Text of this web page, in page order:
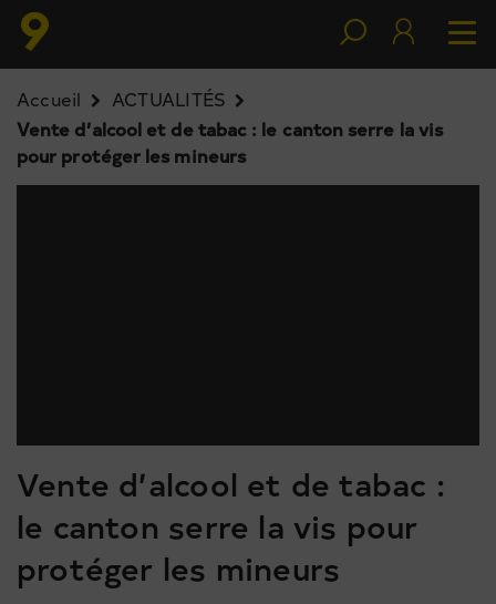
Accueil
ACTUALITÉS
Vente d’alcool et de tabac : le canton serre la vis
pour protéger les mineurs
Vente d’alcool et de tabac :
le canton serre la vis pour
protéger les mineurs